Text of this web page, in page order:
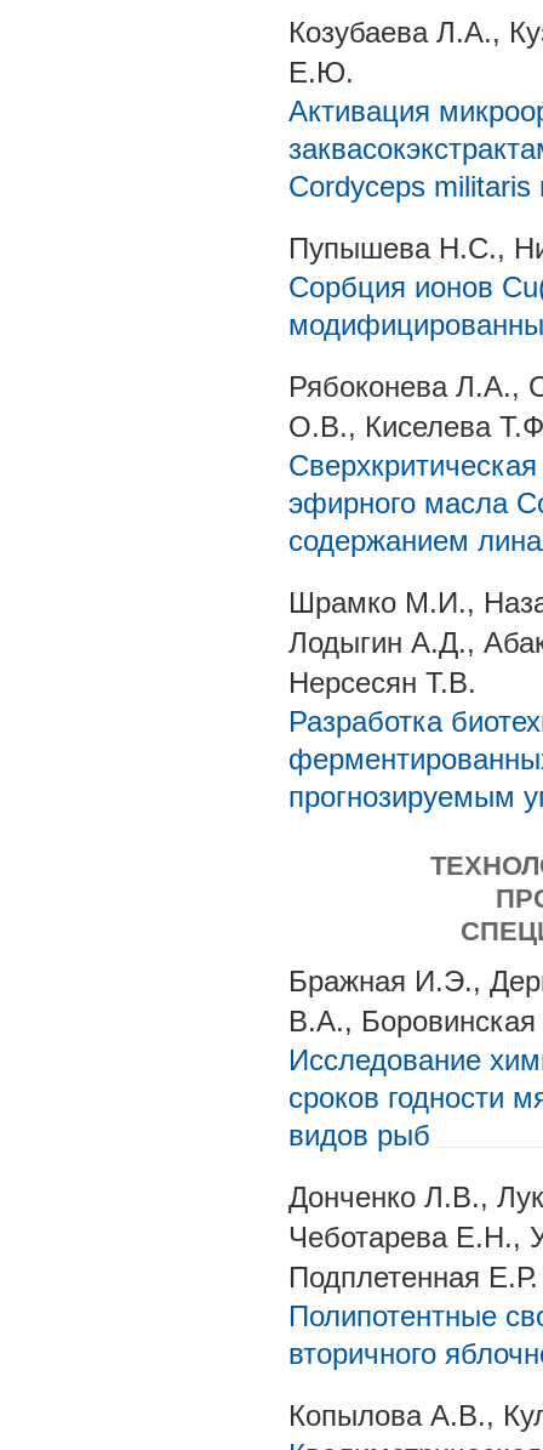
Козубаева Л.А.,
Е.Ю.
Активация
Cordyceps militaris
Пупышева Н.С.,
Сорбция ионов
Рябоконева Л.А.,
О.В., Киселева
эфирного масла
содержанием
Шрамко М.И.,
Лодыгин А.Д.,
Нерсесян Т.В.
Разработка
прогнозируемым
Бражная И.Э.,
В.А.,
Исследование
сроков годности
видов рыб
Донченко Л.В.,
Чеботарева Е.Н.,
Подплетенная Е.Р.
Полипотентные
вторичного
Копылова А.В.,